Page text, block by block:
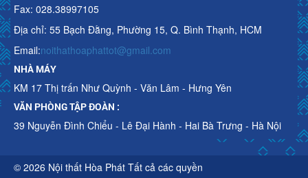
Fax: 028.38997105
Địa chỉ: 55 Bạch Đằng, Phường 15, Q. Bình Thạnh, HCM
Email:noithathoaphattot@gmail.com
NHÀ MÁY
KM 17 Thị trấn Như Quỳnh - Văn Lâm - Hưng Yên
VĂN PHÒNG TẬP ĐOÀN :
39 Nguyễn Đình Chiểu - Lê Đại Hành - Hai Bà Trưng - Hà Nội
© 2026 Nội thất Hòa Phát Tất cả các quyền